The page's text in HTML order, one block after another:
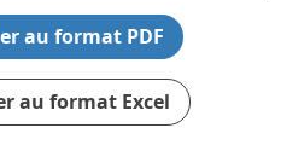
au format PDF
au format Excel